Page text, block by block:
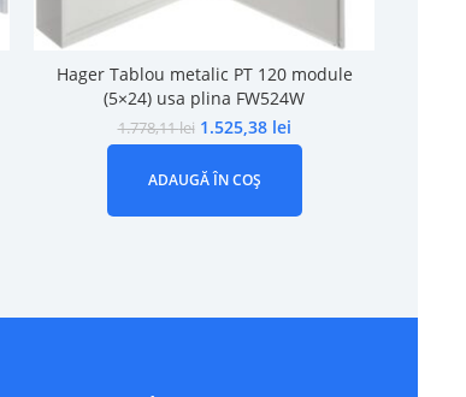
Hager Tablou metalic PT 120 module
(5×24) usa plina FW524W
1.778,11lei 1.525,38 lei
ADAUGĂ ÎN COȘ